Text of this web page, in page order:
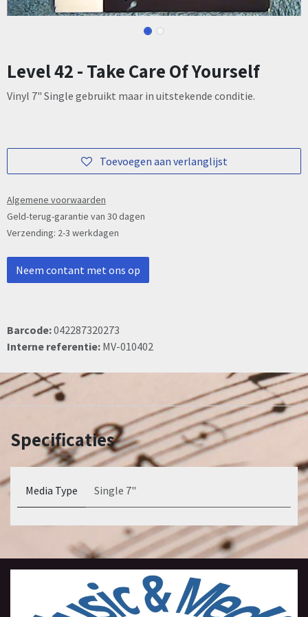
Level 42 - Take Care Of Yourself
Vinyl 7" Single gebruikt maar in uitstekende conditie.
Toevoegen aan verlanglijst
Algemene voorwaarden
Geld-terug-garantie van 30 dagen
Verzending: 2-3 werkdagen
Neem contant met ons op
Barcode:042287320273
Interne referentie: MV-010402
Specificaties
Media Type Single 7"